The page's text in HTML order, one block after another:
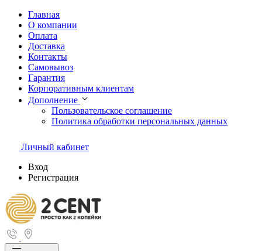
Главная
О компании
Оплата
Доставка
Контакты
Самовывоз
Гарантия
Корпоративным клиентам
Дополнение
Пользовательское соглашение
Политика обработки персональных данных
Личный кабинет
Вход
Регистрация